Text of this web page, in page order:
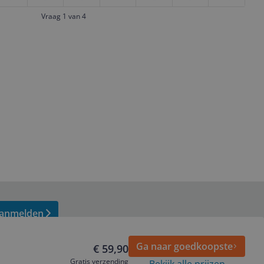
Vraag 1 van 4
€ 59,90
Gratis verzending
Ga naar goedkoopste